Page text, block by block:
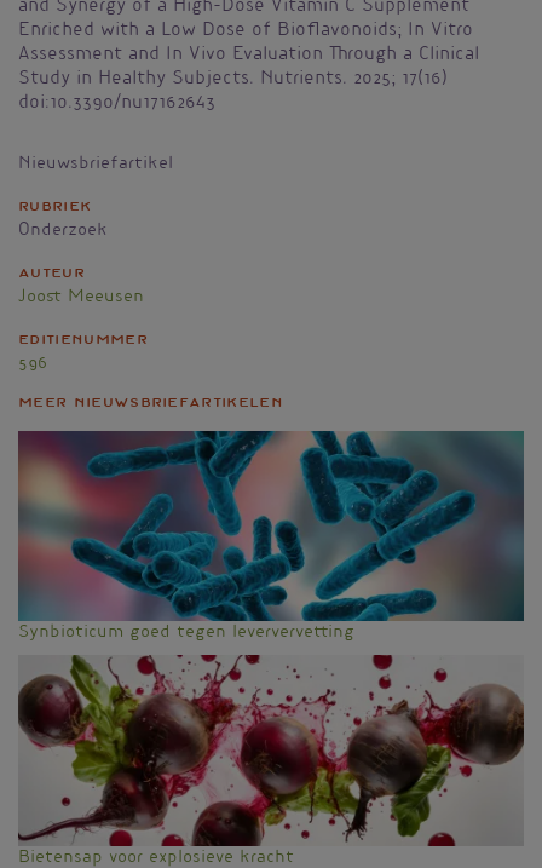
and Synergy of a High-Dose Vitamin C Supplement
Enriched with a Low Dose of Bioflavonoids; In Vitro
Assessment and In Vivo Evaluation Through a Clinical
Study in Healthy Subjects. Nutrients. 2025; 17(16)
doi:10.3390/nu17162643
Nieuwsbriefartikel
Rubriek
Onderzoek
Auteur
Joost Meeusen
Editienummer
596
Meer nieuwsbriefartikelen
Synbioticum goed tegen leververvetting
Bietensap voor explosieve kracht